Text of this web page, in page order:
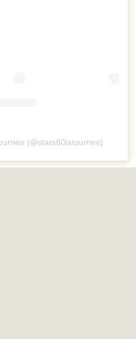
(@stars80latournee)